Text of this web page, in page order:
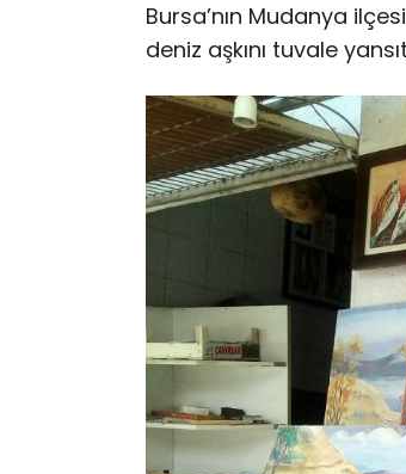
Bursa’nın Mudanya
deniz aşkını tuvale